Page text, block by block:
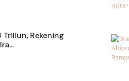
Rekening